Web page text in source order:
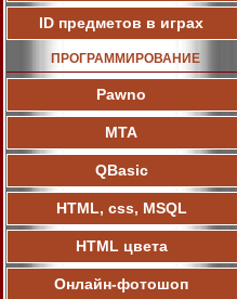
ID предметов в играх
ПРОГРАММИРОВАНИЕ
Pawnо
МТА
QBasic
HTML, css, MSQL
HTML цвета
Онлайн-фотошоп